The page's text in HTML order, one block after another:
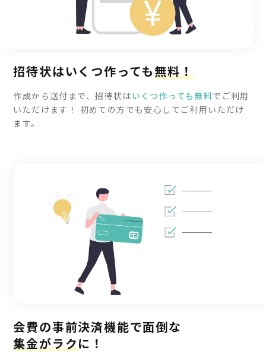
招待状はいくつ作っても無料！
作成から送付まで、招待状はいくつ作っても無料でご利用
いただけます！ 初めての方でも安心してご利用いただけ
ます。
会費の事前決済機能で面倒な
集金がラクに！